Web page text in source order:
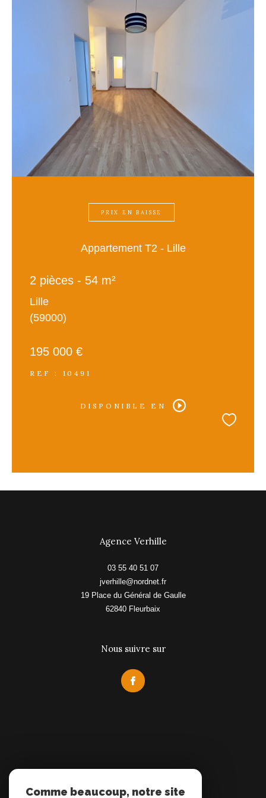
PRIX EN BAISSE
Appartement T2 - Lille
2 pièces - 54 m²
Lille
(59000)
195 000 €
REF : 10491
DISPONIBLE EN
Agence Verhille
03 55 40 51 07
jverhille@nordnet.fr
19 Place du Général de Gaulle
62840
fleurbaix
Nous suivre sur
Comme beaucoup, notre site